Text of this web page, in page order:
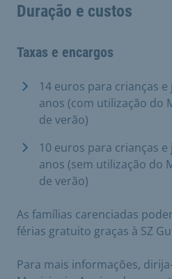
Duração e custos
Taxas e encargos
14 euros para crianças
anos (com utilização do
de verão)
10 euros para crianças e
anos (sem utilização do
de verão)
As famílias carenciadas
férias gratuito graças à SZ
Para mais informações,